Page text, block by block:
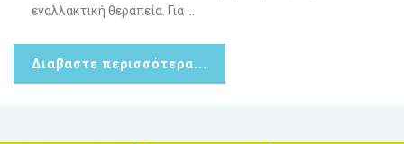
εναλλακτική θεραπεία. Για ...
Διαβαστε περισσότερα...